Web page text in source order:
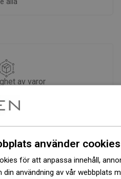
alla
av varor
68 000 pallplatser
stycken tillgängliga
använder cookies
för att anpassa innehåll,
användning av vår webbplats